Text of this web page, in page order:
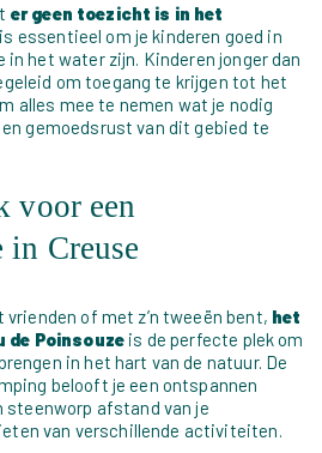
er geen toezicht is in het
essentieel om je kinderen goed in
in het water zijn. Kinderen jonger dan
om toegang te krijgen tot het
alles mee te nemen wat je nodig
gemoedsrust van dit gebied te
voor een
in Creuse
of met z’n tweeën bent, het
de Poinsouze is de perfecte plek om
in het hart van de natuur. De
belooft je een ontspannen
steenworp afstand van je
van verschillende activiteiten.